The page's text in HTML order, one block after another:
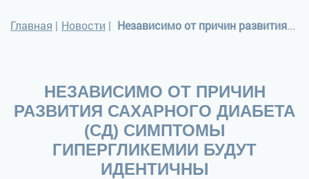
Главная | Новости | Независимо от причин развития сахарного диабета (СД) симптомы гипергликемии будут идентичны
НЕЗАВИСИМО ОТ ПРИЧИН
РАЗВИТИЯ САХАРНОГО ДИАБЕТА
(СД) СИМПТОМЫ
ГИПЕРГЛИКЕМИИ БУДУТ
ИДЕНТИЧНЫ